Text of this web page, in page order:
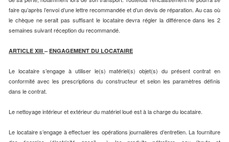
faire qu’après l’envoi d’une lettre recommandée et d’un devis de réparation. Au cas où
le chèque ne serait pas suffisant le locataire devra régler la différence dans les 2
semaines suivant réception du recommandé.
ARTICLE XIII –ENGAGEMENT DU LOCATAIRE
Le locataire s’engage à utiliser le(s) matériel(s) objet(s) du présent contrat en
conformité avec les prescriptions du constructeur et selon les paramètres définis
dans le contrat.
Le nettoyage intérieur et extérieur du matériel loué est à la charge du locataire.
Le locataire s’engage à effectuer les opérations journalières d’entretien. La fourniture